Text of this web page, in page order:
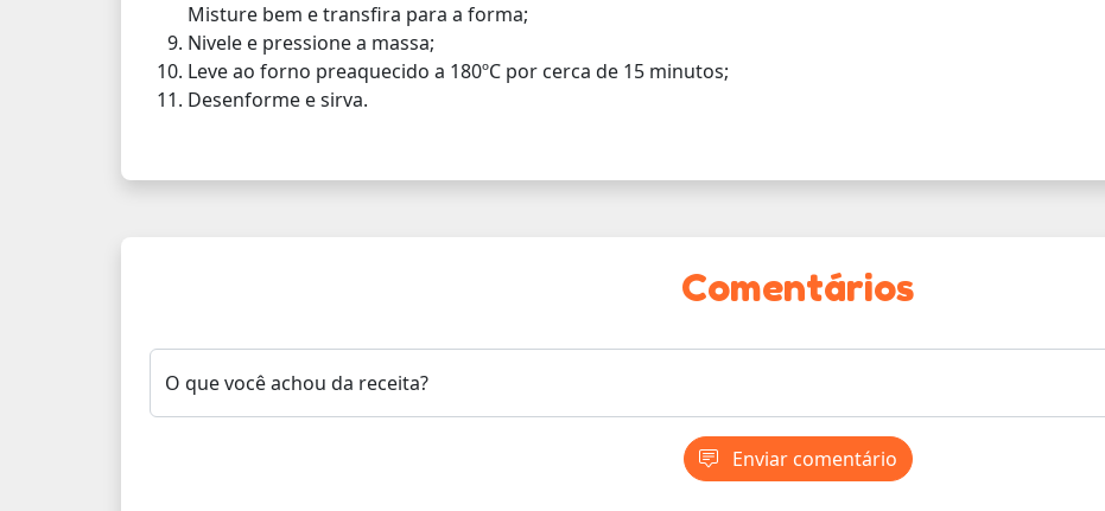
Misture bem e transfira para a forma;
Nivele e pressione a massa;
Leve ao forno preaquecido a 180ºC por cerca de 15 minutos;
Desenforme e sirva.
Comentários
O que você achou da receita?
Enviar comentário